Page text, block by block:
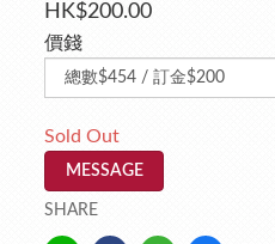
HK$200.00
價錢
Sold Out
MESSAGE
SHARE